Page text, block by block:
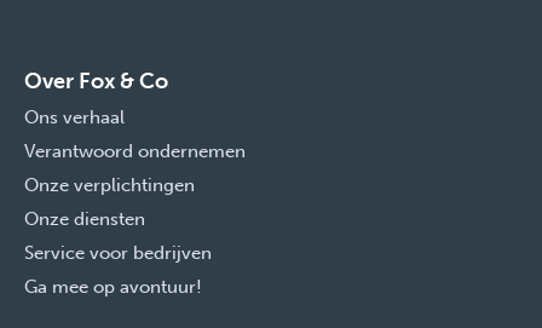
Over Fox & Co
Ons verhaal
Verantwoord ondernemen
Onze verplichtingen
Onze diensten
Service voor bedrijven
Ga mee op avontuur!